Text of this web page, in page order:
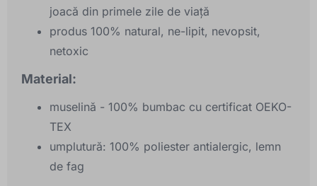
joacă din primele zile de viață
produs 100% natural, ne-lipit, nevopsit,
netoxic
Material:
muselină - 100% bumbac cu certificat OEKO-
TEX
umplutură: 100% poliester antialergic, lemn
de fag